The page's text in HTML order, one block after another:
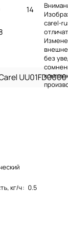
14
UU01FD0000
кг/ч: 0.5
carel-
без